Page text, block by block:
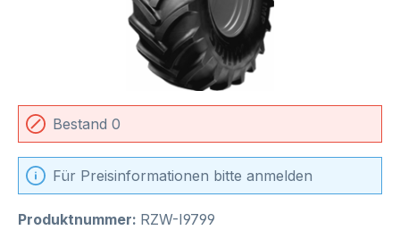
Bestand 0
Für Preisinformationen bitte anmelden
Produktnummer: RZW-I9799